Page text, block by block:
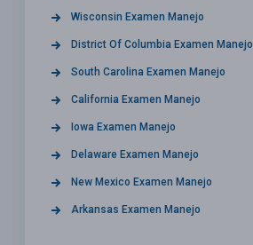
Wisconsin Examen Manejo
District Of Columbia Examen Manejo
South Carolina Examen Manejo
California Examen Manejo
Iowa Examen Manejo
Delaware Examen Manejo
New Mexico Examen Manejo
Arkansas Examen Manejo